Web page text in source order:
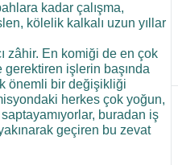
kadar çalışma,
kölelik kalkalı uzun yıllar
zâhir. En komiği de en çok
işlerin başında
önemli bir değişikliği
herkes çok yoğun,
buradan iş
yakınarak geçiren bu zevat